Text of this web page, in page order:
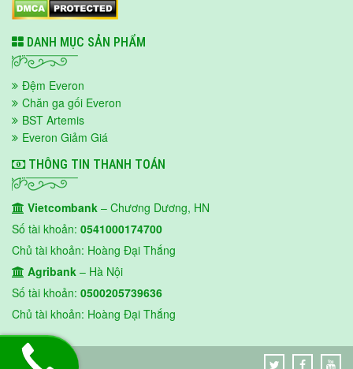
DANH MỤC SẢN PHẨM
Đệm Everon
Chăn ga gối Everon
BST Artemis
Everon Giảm Giá
THÔNG TIN THANH TOÁN
Vietcombank – Chương Dương, HN
Số tài khoản: 0541000174700
Chủ tài khoản: Hoàng Đại Thắng
Agribank – Hà Nội
Số tài khoản: 0500205739636
Chủ tài khoản: Hoàng Đại Thắng
EVERON